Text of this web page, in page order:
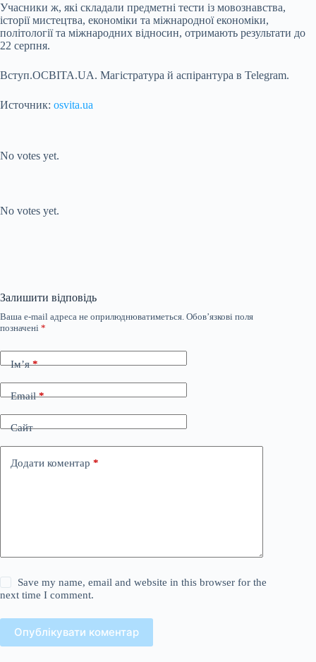
Учасники ж, які складали предметні тести із мовознавства,
історії мистецтва, економіки та міжнародної економіки,
політології та міжнародних відносин, отримають результати до
22 серпня.
Вступ.ОСВІТА.UA. Магістратура й аспірантура в Telegram.
Источник: osvita.ua
No votes yet.
No votes yet.
Залишити відповідь
Ваша e-mail адреса не оприлюднюватиметься. Обов’язкові поля
позначені *
Ім’я*
Email*
Сайт
Додати коментар *
Save my name, email and website in this browser for the
next time I comment.
Опублікувати коментар